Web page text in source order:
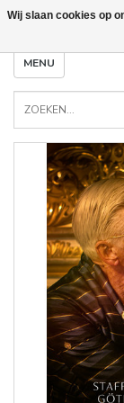
MENU
Wij slaan cookies op